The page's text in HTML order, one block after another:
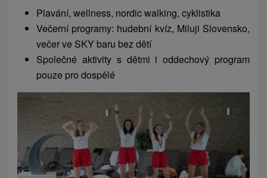
Plavání, wellness, nordic walking, cyklistika
Večerní programy: hudební kvíz, Miluji Slovensko,
večer ve SKY baru bez dětí
Společné aktivity s dětmi i oddechový program
pouze pro dospělé